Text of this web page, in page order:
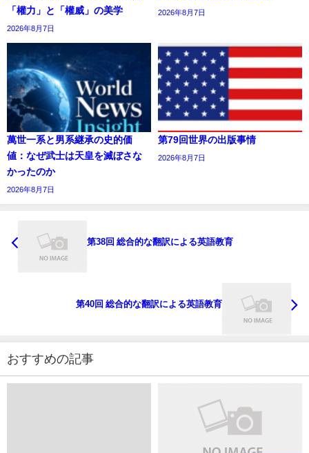
「權力」と「權威」の美学
2026年8月7日
2026年8月7日
萬世一系と男系継承の史的価
値：なぜ武士は天皇を滅ぼさな
かったのか
2026年8月7日
第79回世界の出版事情
2026年8月7日
第38回 総合的な翻訳による英語教育
第40回 総合的な翻訳による英語教育
おすすめの記事